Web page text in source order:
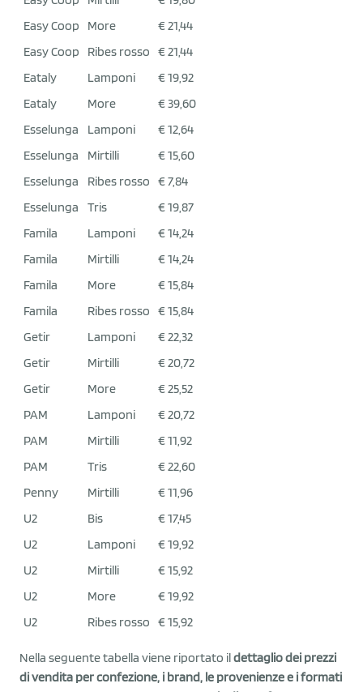
Easy Coop
More
€ 21,44
Easy Coop
Ribes rosso € 21,44
Eataly
Lamponi
€ 19,92
Eataly
More
€ 39,60
Esselunga
Lamponi
€ 12,64
Esselunga
Mirtilli
€ 15,60
Esselunga
Ribes rosso € 7,84
Esselunga
Tris
€ 19,87
Famila
Lamponi
€ 14,24
Famila
Mirtilli
€ 14,24
Famila
More
€ 15,84
Famila
Ribes rosso € 15,84
Getir
Lamponi
€ 22,32
Getir
Mirtilli
€ 20,72
Getir
More
€ 25,52
PAM
Lamponi
€ 20,72
PAM
Mirtilli
€ 11,92
PAM
Tris
€ 22,60
Penny
Mirtilli
€ 11,96
U2
Bis
€ 17,45
U2
Lamponi
€ 19,92
U2
Mirtilli
€ 15,92
U2
More
€ 19,92
U2
Ribes rosso € 15,92
Nella seguente tabella viene riportato ildettaglio dei prezzi
di vendita per confezione, i brand, le provenienze e i formati